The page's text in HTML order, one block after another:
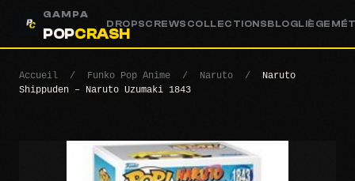
GAMPA
POPCRASH
DROPSCREWS COLLECTIONSBLOGLIÈGE
Accueil / Funko Pop Anime / Naruto /
Naruto
Shippuden – Naruto Uzumaki 1843